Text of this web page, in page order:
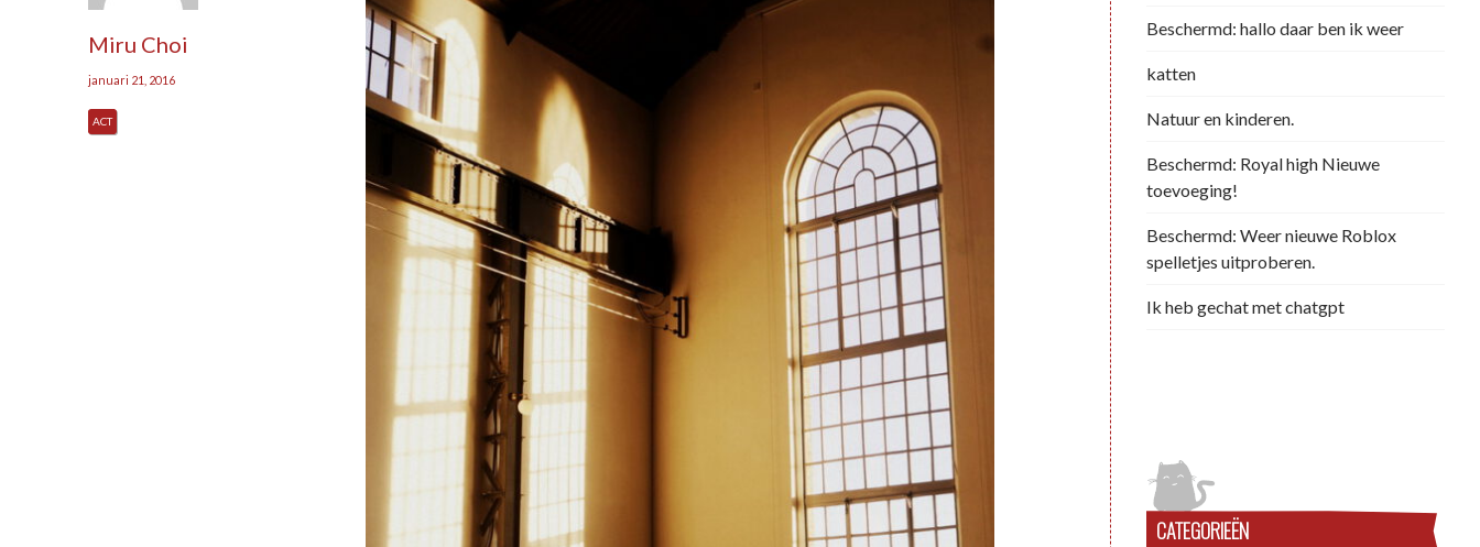
Miru Choi
januari 21, 2016
ACT
Beschermd: hallo daar ben ik weer
katten
Natuur en kinderen.
Beschermd: Royal high Nieuwe
toevoeging!
Beschermd: Weer nieuwe Roblox
spelletjes uitproberen.
Ik heb gechat met chatgpt
CATEGORIEËN